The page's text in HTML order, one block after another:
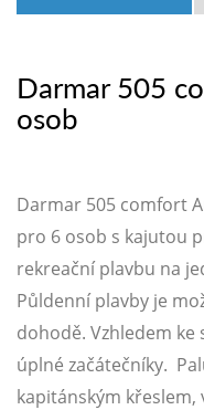
Darmar 505
osob
Darmar 505 comfort
pro 6 osob s kajutou
rekreační plavbu na
Půldenní plavby je
dohodě. Vzhledem
úplné začátečníky.
kapitánským